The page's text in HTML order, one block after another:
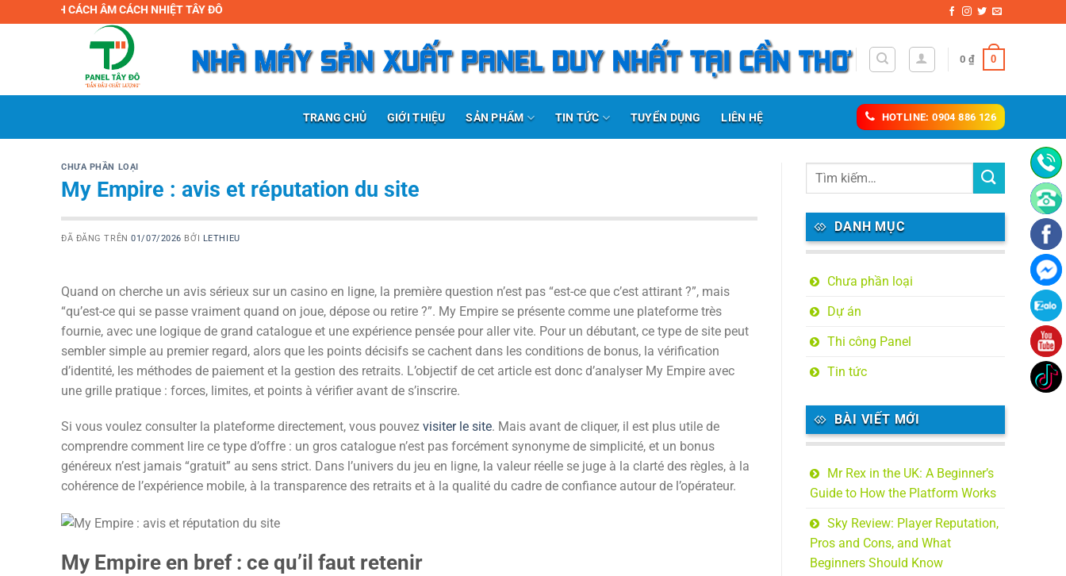
đến
CÁCH ÂM CÁCH NHIỆT TÂY ĐÔ
0 ₫ 0
TRANG CHỦ GIỚI THIỆU SẢN PHẨM TIN TỨC TUYỂN DỤNG LIÊN HỆ HOTLINE: 0904 886 126
CHƯA PHẦN LOẠI
My Empire : avis et réputation du site
ĐÃ ĐĂNG TRÊN01/07/2026 BỞI LETHIEU
Quand on cherche un avis sérieux sur un casino en ligne, la première question n’est pas “est-ce que c’est attirant ?”, mais
“qu’est-ce qui se passe vraiment quand on joue, dépose ou retire ?”. My Empire se présente comme une plateforme très
fournie, avec une logique de grand catalogue et une expérience pensée pour aller vite. Pour un débutant, ce type de site peut
sembler simple au premier regard, alors que les points décisifs se cachent dans les conditions de bonus, la vérification
d’identité, les méthodes de paiement et la gestion des retraits. L’objectif de cet article est donc d’analyser My Empire avec
une grille pratique : forces, limites, et points à vérifier avant de s’inscrire.
Si vous voulez consulter la plateforme directement, vous pouvez visiter le site. Mais avant de cliquer, il est plus utile de
comprendre comment lire ce type d’offre : un gros catalogue n’est pas forcément synonyme de simplicité, et un bonus
généreux n’est jamais “gratuit” au sens strict. Dans l’univers du jeu en ligne, la valeur réelle se juge à la clarté des règles, à la
cohérence de l’expérience mobile, à la transparence des retraits et à la qualité du cadre de confiance autour de l’opérateur.
My Empire en bref : ce qu’il faut retenir
DANH MỤC
Chưa phần loại
Dự án
Thi công Panel
Tin tức
BÀI VIẾT MỚI
Mr Rex in the UK: A Beginner’s
Guide to How the Platform Works
Sky Review: Player Reputation,
Pros and Cons, and What
Beginners Should Know